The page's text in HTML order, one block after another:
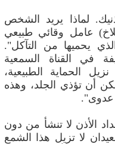
لماذا يريد الشخص
عامل وقائي طبيعي
يحميها من التآكل".
في القناة السمعية
الحماية الطبيعية،
أن تؤذي الجلد، وهذه
عدوى".
الأذن لا تنشأ من دون
لا تزيل هذا الشمع